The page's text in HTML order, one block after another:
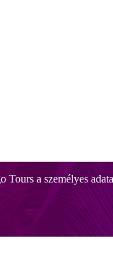
kényelmes
építészeti és
Tours a személyes